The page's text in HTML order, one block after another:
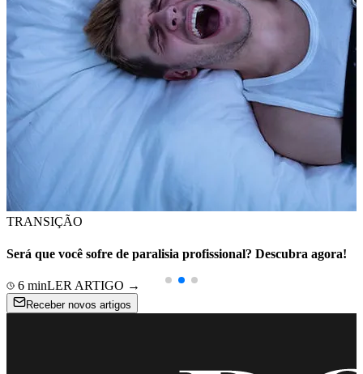
TRANSIÇÃO
Será que você sofre de paralisia profissional? Descubra agora!
6 minLER ARTIGO →
Receber novos artigos